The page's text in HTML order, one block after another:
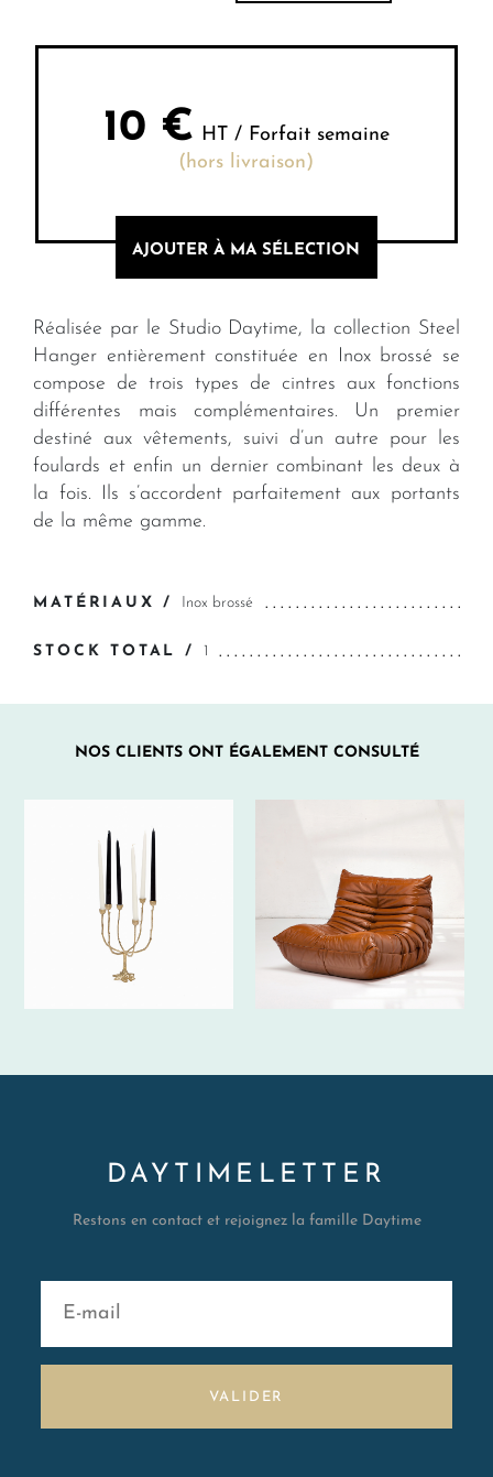
10 € HT / Forfait semaine
(hors livraison)
AJOUTER À MA SÉLECTION
Réalisée par le Studio Daytime, la collection Steel
Hanger entièrement constituée en Inox brossé se
compose de trois types de cintres aux fonctions
différentes mais complémentaires. Un premier
destiné aux vêtements, suivi d’un autre pour les
foulards et enfin un dernier combinant les deux à
la fois. Ils s’accordent parfaitement aux portants
de la même gamme.
MATÉRIAUX / Inox brossé
STOCK TOTAL / 1
NOS CLIENTS ONT ÉGALEMENT CONSULTÉ
DAYTIMELETTER
Restons en contact et rejoignez la famille Daytime
VALIDER